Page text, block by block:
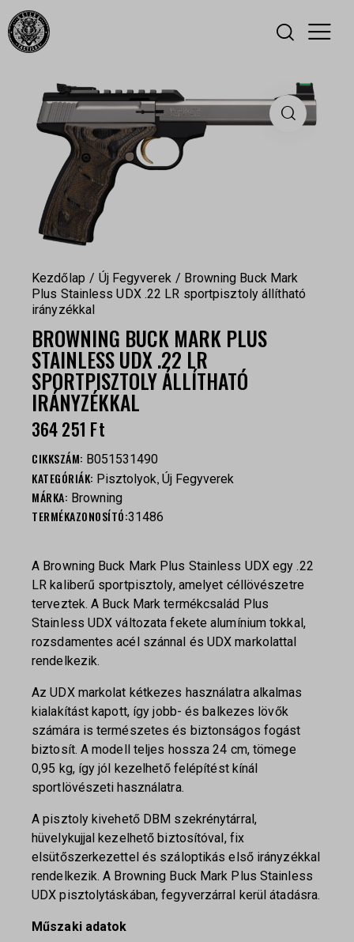
Kezdőlap Új Fegyverek
Browning Buck Mark
Plus Stainless UDX .22 LR sportpisztoly állítható
irányzékkal
BROWNING BUCK MARK PLUS
STAINLESS UDX .22 LR
SPORTPISZTOLY ÁLLÍTHATÓ
IRÁNYZÉKKAL
364 251 Ft
CIKKSZÁM: B051531490
KATEGÓRIÁK: Pisztolyok, Új Fegyverek
MÁRKA: Browning
TERMÉKAZONOSÍTÓ:31486
A Browning Buck Mark Plus Stainless UDX egy .22
LR kaliberű sportpisztoly, amelyet céllövészetre
terveztek. A Buck Mark termékcsalád Plus
Stainless UDX változata fekete alumínium tokkal,
rozsdamentes acél szánnal és UDX markolattal
rendelkezik.
Az UDX markolat kétkezes használatra alkalmas
kialakítást kapott, így jobb- és balkezes lövők
számára is természetes és biztonságos fogást
biztosít. A modell teljes hossza 24 cm, tömege
0,95 kg, így jól kezelhető felépítést kínál
sportlövészeti használatra.
A pisztoly kivehető DBM szekrénytárral,
hüvelykujjal kezelhető biztosítóval, fix
elsütőszerkezettel és száloptikás első irányzékkal
rendelkezik. A Browning Buck Mark Plus Stainless
UDX pisztolytáskában, fegyverzárral kerül átadásra.
Műszaki adatok